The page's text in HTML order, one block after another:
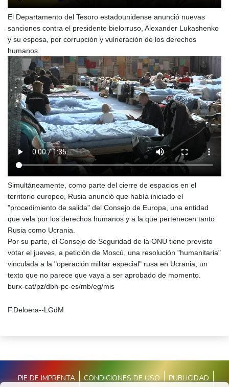
El Departamento del Tesoro estadounidense anunció nuevas
sanciones contra el presidente bielorruso, Alexander Lukashenko
y su esposa, por corrupción y vulneración de los derechos
humanos.
Simultáneamente, como parte del cierre de espacios en el
territorio europeo, Rusia anunció que había iniciado el
"procedimiento de salida" del Consejo de Europa, una entidad
que vela por los derechos humanos y a la que pertenecen tanto
Rusia como Ucrania.
Por su parte, el Consejo de Seguridad de la ONU tiene previsto
votar el jueves, a petición de Moscú, una resolución "humanitaria"
vinculada a la "operación militar especial" rusa en Ucrania, un
texto que no parece que vaya a ser aprobado de momento.
burx-cat/pz/dbh-pc-es/mb/eg/mis
F.Deloera--LGdM
PIE DE IMPRENTA CONDICIONES DE USO PUBLICIDAD